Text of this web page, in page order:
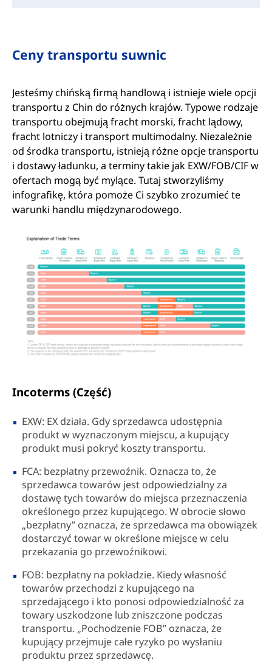
Ceny transportu suwnic
Jesteśmy chińską firmą handlową i istnieje wiele opcji
transportu z Chin do różnych krajów. Typowe rodzaje
transportu obejmują fracht morski, fracht lądowy,
fracht lotniczy i transport multimodalny. Niezależnie
od środka transportu, istnieją różne opcje transportu
i dostawy ładunku, a terminy takie jak EXW/FOB/CIF w
ofertach mogą być mylące. Tutaj stworzyliśmy
infografikę, która pomoże Ci szybko zrozumieć te
warunki handlu międzynarodowego.
Incoterms (Część)
EXW: EX działa. Gdy sprzedawca udostępnia
produkt w wyznaczonym miejscu, a kupujący
produkt musi pokryć koszty transportu.
FCA: bezpłatny przewoźnik. Oznacza to, że
sprzedawca towarów jest odpowiedzialny za
dostawę tych towarów do miejsca przeznaczenia
określonego przez kupującego. W obrocie słowo
„bezpłatny” oznacza, że sprzedawca ma obowiązek
dostarczyć towar w określone miejsce w celu
przekazania go przewoźnikowi.
FOB: bezpłatny na pokładzie. Kiedy własność
towarów przechodzi z kupującego na
sprzedającego i kto ponosi odpowiedzialność za
towary uszkodzone lub zniszczone podczas
transportu. „Pochodzenie FOB” oznacza, że
kupujący przejmuje całe ryzyko po wysłaniu
produktu przez sprzedawcę.